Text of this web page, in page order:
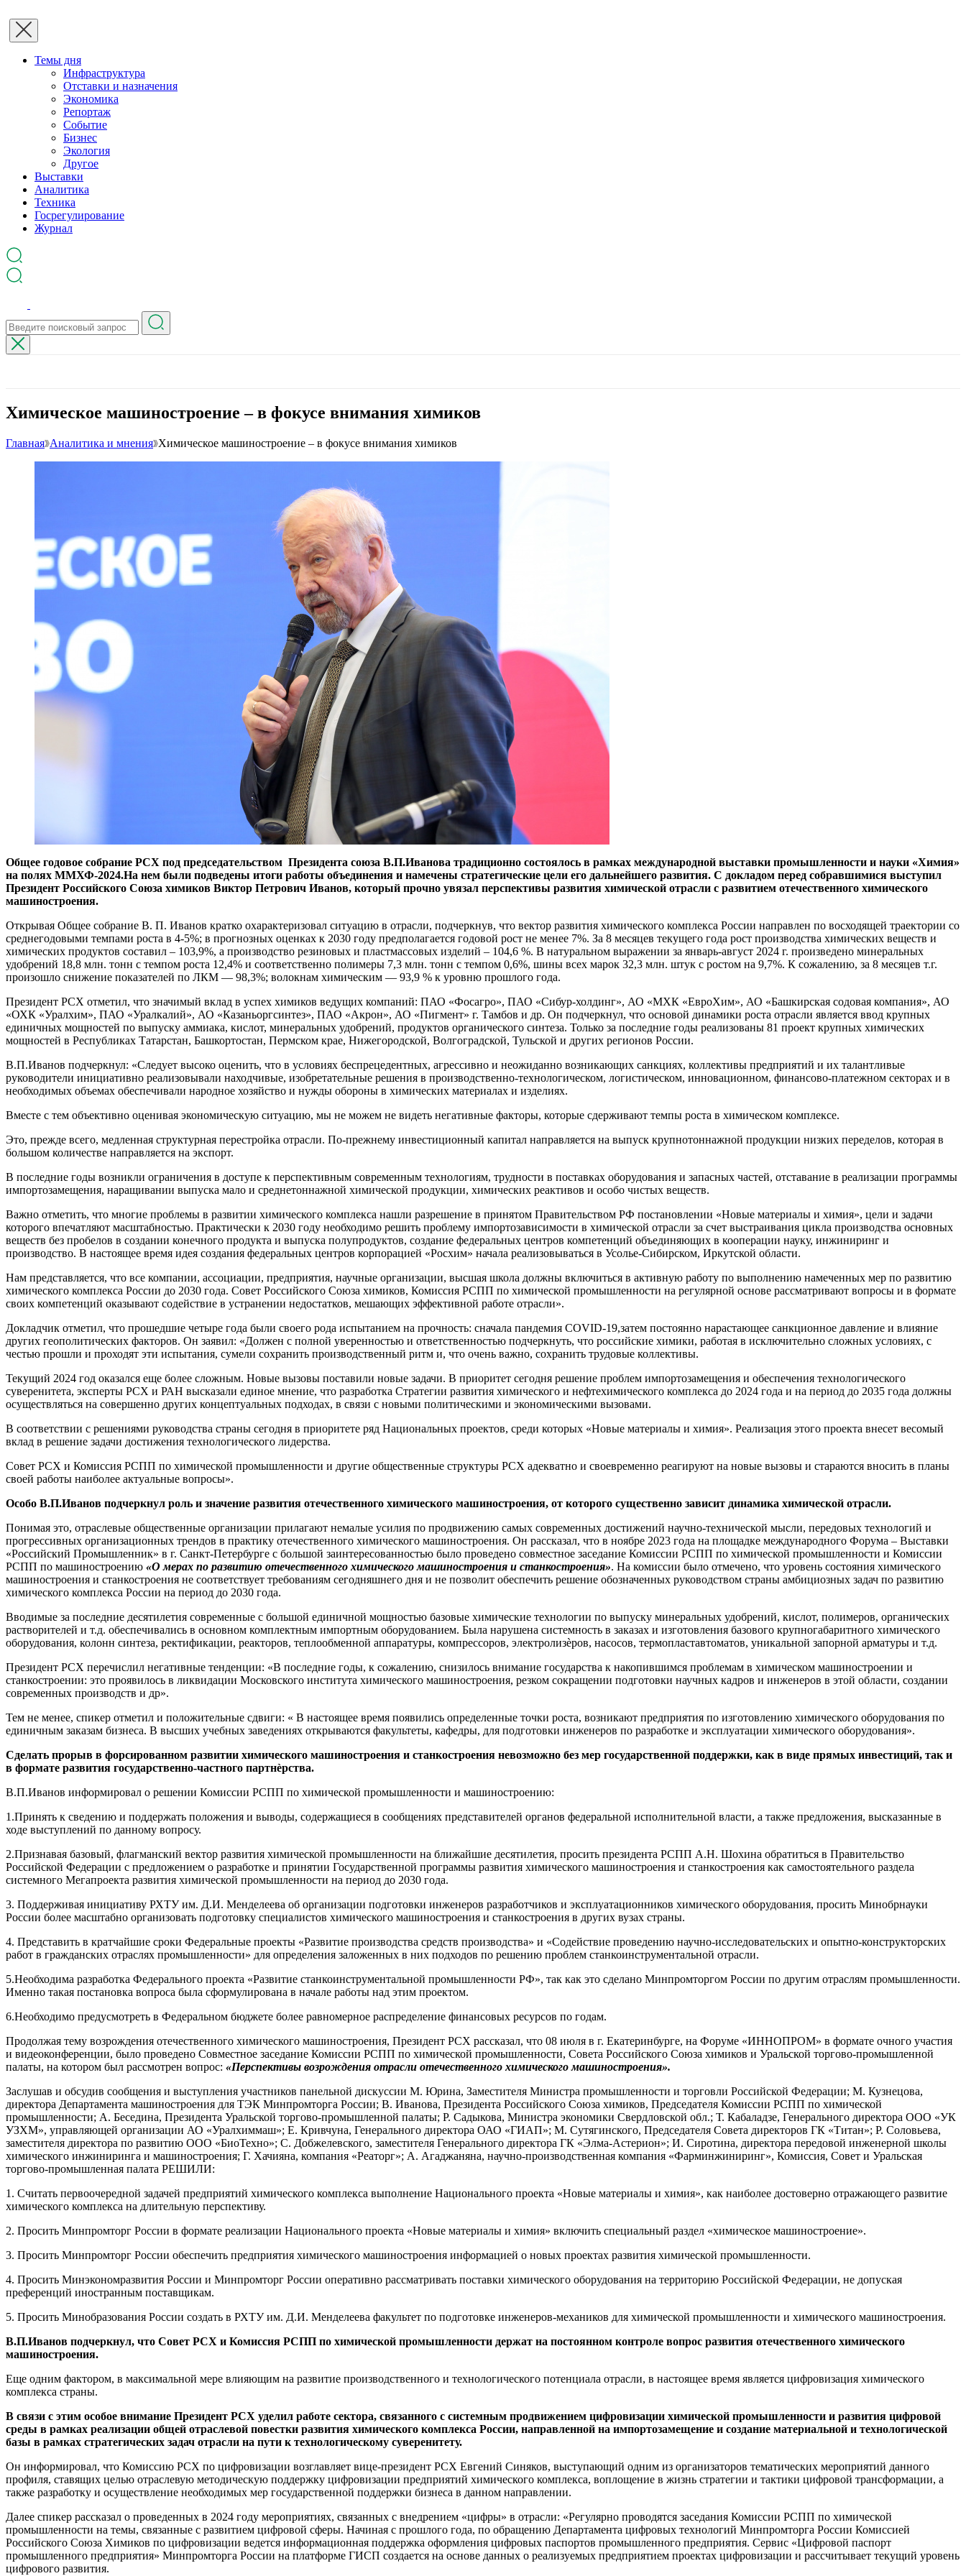
Темы дня
Инфраструктура
Отставки и назначения
Экономика
Репортаж
Событие
Бизнес
Экология
Другое
Выставки
Аналитика
Техника
Госрегулирование
Журнал
Химическое машиностроение – в фокусе внимания химиков
Главная Аналитика и мнения Химическое машиностроение – в фокусе внимания химиков
Общее годовое собрание РСХ под председательством Президента союза В.П.Иванова традиционно состоялось в рамках международной выставки промышленности и науки «Химия»
на полях ММХФ-2024.На нем были подведены итоги работы объединения и намечены стратегические цели его дальнейшего развития. С докладом перед собравшимися выступил
Президент Российского Союза химиков Виктор Петрович Иванов, который прочно увязал перспективы развития химической отрасли с развитием отечественного химического
машиностроения.
Открывая Общее собрание В. П. Иванов кратко охарактеризовал ситуацию в отрасли, подчеркнув, что вектор развития химического комплекса России направлен по восходящей траектории со
среднегодовыми темпами роста в 4-5%; в прогнозных оценках к 2030 году предполагается годовой рост не менее 7%. За 8 месяцев текущего года рост производства химических веществ и
химических продуктов составил – 103,9%, а производство резиновых и пластмассовых изделий – 104,6 %. В натуральном выражении за январь-август 2024 г. произведено минеральных
удобрений 18,8 млн. тонн с темпом роста 12,4% и соответственно полимеры 7,3 млн. тонн с темпом 0,6%, шины всех марок 32,3 млн. штук с ростом на 9,7%. К сожалению, за 8 месяцев т.г.
произошло снижение показателей по ЛКМ — 98,3%; волокнам химическим — 93,9 % к уровню прошлого года.
Президент РСХ отметил, что значимый вклад в успех химиков ведущих компаний: ПАО «Фосагро», ПАО «Сибур-холдинг», АО «МХК «ЕвроХим», АО «Башкирская содовая компания», АО
«ОХК «Уралхим», ПАО «Уралкалий», АО «Казаньоргсинтез», ПАО «Акрон», АО «Пигмент» г. Тамбов и др. Он подчеркнул, что основой динамики роста отрасли является ввод крупных
единичных мощностей по выпуску аммиака, кислот, минеральных удобрений, продуктов органического синтеза. Только за последние годы реализованы 81 проект крупных химических
мощностей в Республиках Татарстан, Башкортостан, Пермском крае, Нижегородской, Волгоградской, Тульской и других регионов России.
В.П.Иванов подчеркнул: «Следует высоко оценить, что в условиях беспрецедентных, агрессивно и неожиданно возникающих санкциях, коллективы предприятий и их талантливые
руководители инициативно реализовывали находчивые, изобретательные решения в производственно-технологическом, логистическом, инновационном, финансово-платежном секторах и в
необходимых объемах обеспечивали народное хозяйство и нужды обороны в химических материалах и изделиях.
Вместе с тем объективно оценивая экономическую ситуацию, мы не можем не видеть негативные факторы, которые сдерживают темпы роста в химическом комплексе.
Это, прежде всего, медленная структурная перестройка отрасли. По-прежнему инвестиционный капитал направляется на выпуск крупнотоннажной продукции низких переделов, которая в
большом количестве направляется на экспорт.
В последние годы возникли ограничения в доступе к перспективным современным технологиям, трудности в поставках оборудования и запасных частей, отставание в реализации программы
импортозамещения, наращивании выпуска мало и среднетоннажной химической продукции, химических реактивов и особо чистых веществ.
Важно отметить, что многие проблемы в развитии химического комплекса нашли разрешение в принятом Правительством РФ постановлении «Новые материалы и химия», цели и задачи
которого впечатляют масштабностью. Практически к 2030 году необходимо решить проблему импортозависимости в химической отрасли за счет выстраивания цикла производства основных
веществ без пробелов в создании конечного продукта и выпуска полупродуктов, создание федеральных центров компетенций объединяющих в кооперации науку, инжиниринг и
производство. В настоящее время идея создания федеральных центров корпорацией «Росхим» начала реализовываться в Усолье-Сибирском, Иркутской области.
Нам представляется, что все компании, ассоциации, предприятия, научные организации, высшая школа должны включиться в активную работу по выполнению намеченных мер по развитию
химического комплекса России до 2030 года. Совет Российского Союза химиков, Комиссия РСПП по химической промышленности на регулярной основе рассматривают вопросы и в формате
своих компетенций оказывают содействие в устранении недостатков, мешающих эффективной работе отрасли».
Докладчик отметил, что прошедшие четыре года были своего рода испытанием на прочность: сначала пандемия COVID-19,затем постоянно нарастающее санкционное давление и влияние
других геополитических факторов. Он заявил: «Должен с полной уверенностью и ответственностью подчеркнуть, что российские химики, работая в исключительно сложных условиях, с
честью прошли и проходят эти испытания, сумели сохранить производственный ритм и, что очень важно, сохранить трудовые коллективы.
Текущий 2024 год оказался еще более сложным. Новые вызовы поставили новые задачи. В приоритет сегодня решение проблем импортозамещения и обеспечения технологического
суверенитета, эксперты РСХ и РАН высказали единое мнение, что разработка Стратегии развития химического и нефтехимического комплекса до 2024 года и на период до 2035 года должны
осуществляться на совершенно других концептуальных подходах, в связи с новыми политическими и экономическими вызовами.
В соответствии с решениями руководства страны сегодня в приоритете ряд Национальных проектов, среди которых «Новые материалы и химия». Реализация этого проекта внесет весомый
вклад в решение задачи достижения технологического лидерства.
Совет РСХ и Комиссия РСПП по химической промышленности и другие общественные структуры РСХ адекватно и своевременно реагируют на новые вызовы и стараются вносить в планы
своей работы наиболее актуальные вопросы».
Особо В.П.Иванов подчеркнул роль и значение развития отечественного химического машиностроения, от которого существенно зависит динамика химической отрасли.
Понимая это, отраслевые общественные организации прилагают немалые усилия по продвижению самых современных достижений научно-технической мысли, передовых технологий и
прогрессивных организационных трендов в практику отечественного химического машиностроения. Он рассказал, что в ноябре 2023 года на площадке международного Форума – Выставки
«Российский Промышленник» в г. Санкт-Петербурге с большой заинтересованностью было проведено совместное заседание Комиссии РСПП по химической промышленности и Комиссии
РСПП по машиностроению «О мерах по развитию отечественного химического машиностроения и станкостроения». На комиссии было отмечено, что уровень состояния химического
машиностроения и станкостроения не соответствует требованиям сегодняшнего дня и не позволит обеспечить решение обозначенных руководством страны амбициозных задач по развитию
химического комплекса России на период до 2030 года.
Вводимые за последние десятилетия современные с большой единичной мощностью базовые химические технологии по выпуску минеральных удобрений, кислот, полимеров, органических
растворителей и т.д. обеспечивались в основном комплектным импортным оборудованием. Была нарушена системность в заказах и изготовления базового крупногабаритного химического
оборудования, колонн синтеза, ректификации, реакторов, теплообменной аппаратуры, компрессоров, электролизѐров, насосов, термопластавтоматов, уникальной запорной арматуры и т.д.
Президент РСХ перечислил негативные тенденции: «В последние годы, к сожалению, снизилось внимание государства к накопившимся проблемам в химическом машиностроении и
станкостроении: это проявилось в ликвидации Московского института химического машиностроения, резком сокращении подготовки научных кадров и инженеров в этой области, создании
современных производств и др».
Тем не менее, спикер отметил и положительные сдвиги: « В настоящее время появились определенные точки роста, возникают предприятия по изготовлению химического оборудования по
единичным заказам бизнеса. В высших учебных заведениях открываются факультеты, кафедры, для подготовки инженеров по разработке и эксплуатации химического оборудования».
Сделать прорыв в форсированном развитии химического машиностроения и станкостроения невозможно без мер государственной поддержки, как в виде прямых инвестиций, так и
в формате развития государственно-частного партнѐрства.
В.П.Иванов информировал о решении Комиссии РСПП по химической промышленности и машиностроению:
1.Принять к сведению и поддержать положения и выводы, содержащиеся в сообщениях представителей органов федеральной исполнительной власти, а также предложения, высказанные в
ходе выступлений по данному вопросу.
2.Признавая базовый, флагманский вектор развития химической промышленности на ближайшие десятилетия, просить президента РСПП А.Н. Шохина обратиться в Правительство
Российской Федерации с предложением о разработке и принятии Государственной программы развития химического машиностроения и станкостроения как самостоятельного раздела
системного Мегапроекта развития химической промышленности на период до 2030 года.
3. Поддерживая инициативу РХТУ им. Д.И. Менделеева об организации подготовки инженеров разработчиков и эксплуатационников химического оборудования, просить Минобрнауки
России более масштабно организовать подготовку специалистов химического машиностроения и станкостроения в других вузах страны.
4. Представить в кратчайшие сроки Федеральные проекты «Развитие производства средств производства» и «Содействие проведению научно-исследовательских и опытно-конструкторских
работ в гражданских отраслях промышленности» для определения заложенных в них подходов по решению проблем станкоинструментальной отрасли.
5.Необходима разработка Федерального проекта «Развитие станкоинструментальной промышленности РФ», так как это сделано Минпромторгом России по другим отраслям промышленности.
Именно такая постановка вопроса была сформулирована в начале работы над этим проектом.
6.Необходимо предусмотреть в Федеральном бюджете более равномерное распределение финансовых ресурсов по годам.
Продолжая тему возрождения отечественного химического машиностроения, Президент РСХ рассказал, что 08 июля в г. Екатеринбурге, на Форуме «ИННОПРОМ» в формате очного участия
и видеоконференции, было проведено Совместное заседание Комиссии РСПП по химической промышленности, Совета Российского Союза химиков и Уральской торгово-промышленной
палаты, на котором был рассмотрен вопрос: «Перспективы возрождения отрасли отечественного химического машиностроения».
Заслушав и обсудив сообщения и выступления участников панельной дискуссии М. Юрина, Заместителя Министра промышленности и торговли Российской Федерации; М. Кузнецова,
директора Департамента машиностроения для ТЭК Минпромторга России; В. Иванова, Президента Российского Союза химиков, Председателя Комиссии РСПП по химической
промышленности; А. Беседина, Президента Уральской торгово-промышленной палаты; Р. Садыкова, Министра экономики Свердловской обл.; Т. Кабаладзе, Генерального директора ООО «УК
УЗХМ», управляющей организации АО «Уралхиммаш»; Е. Кривчуна, Генерального директора ОАО «ГИАП»; М. Сутягинского, Председателя Совета директоров ГК «Титан»; Р. Соловьева,
заместителя директора по развитию ООО «БиоТехно»; С. Добжелевского, заместителя Генерального директора ГК «Элма-Астерион»; И. Сиротина, директора передовой инженерной школы
химического инжиниринга и машиностроения; Г. Хачияна, компания «Реаторг»; А. Агаджаняна, научно-производственная компания «Фарминжиниринг», Комиссия, Совет и Уральская
торгово-промышленная палата РЕШИЛИ:
1. Считать первоочередной задачей предприятий химического комплекса выполнение Национального проекта «Новые материалы и химия», как наиболее достоверно отражающего развитие
химического комплекса на длительную перспективу.
2. Просить Минпромторг России в формате реализации Национального проекта «Новые материалы и химия» включить специальный раздел «химическое машиностроение».
3. Просить Минпромторг России обеспечить предприятия химического машиностроения информацией о новых проектах развития химической промышленности.
4. Просить Минэкономразвития России и Минпромторг России оперативно рассматривать поставки химического оборудования на территорию Российской Федерации, не допуская
преференций иностранным поставщикам.
5. Просить Минобразования России создать в РХТУ им. Д.И. Менделеева факультет по подготовке инженеров-механиков для химической промышленности и химического машиностроения.
В.П.Иванов подчеркнул, что Совет РСХ и Комиссия РСПП по химической промышленности держат на постоянном контроле вопрос развития отечественного химического
машиностроения.
Еще одним фактором, в максимальной мере влияющим на развитие производственного и технологического потенциала отрасли, в настоящее время является цифровизация химического
комплекса страны.
В связи с этим особое внимание Президент РСХ уделил работе сектора, связанного с системным продвижением цифровизации химической промышленности и развития цифровой
среды в рамках реализации общей отраслевой повестки развития химического комплекса России, направленной на импортозамещение и создание материальной и технологической
базы в рамках стратегических задач отрасли на пути к технологическому суверенитету.
Он информировал, что Комиссию РСХ по цифровизации возглавляет вице-президент РСХ Евгений Синяков, выступающий одним из организаторов тематических мероприятий данного
профиля, ставящих целью отраслевую методическую поддержку цифровизации предприятий химического комплекса, воплощение в жизнь стратегии и тактики цифровой трансформации, а
также разработку и осуществление необходимых мер государственной поддержки бизнеса в данном направлении.
Далее спикер рассказал о проведенных в 2024 году мероприятиях, связанных с внедрением «цифры» в отрасли: «Регулярно проводятся заседания Комиссии РСПП по химической
промышленности на темы, связанные с развитием цифровой сферы. Начиная с прошлого года, по обращению Департамента цифровых технологий Минпромторга России Комиссией
Российского Союза Химиков по цифровизации ведется информационная поддержка оформления цифровых паспортов промышленного предприятия. Сервис «Цифровой паспорт
промышленного предприятия» Минпромторга России на платформе ГИСП создается на основе данных о реализуемых предприятием проектах цифровизации и рассчитывает текущий уровень
цифрового развития.